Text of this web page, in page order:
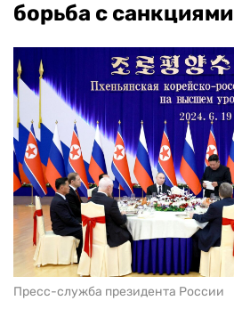
борьба с санкциями
Пресс-служба президента России